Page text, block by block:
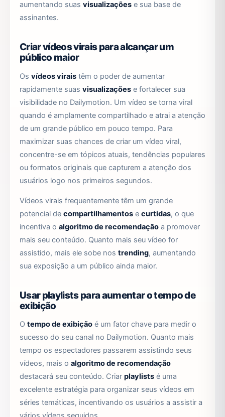
aumentando suas visualizações e sua base de
assinantes.
Criar vídeos virais para alcançar um
público maior
Os vídeos virais têm o poder de aumentar
rapidamente suas visualizações e fortalecer sua
visibilidade no Dailymotion. Um vídeo se torna viral
quando é amplamente compartilhado e atrai a atenção
de um grande público em pouco tempo. Para
maximizar suas chances de criar um vídeo viral,
concentre-se em tópicos atuais, tendências populares
ou formatos originais que capturem a atenção dos
usuários logo nos primeiros segundos.
Vídeos virais frequentemente têm um grande
potencial de compartilhamentos e curtidas, o que
incentiva o algoritmo de recomendação a promover
mais seu conteúdo. Quanto mais seu vídeo for
assistido, mais ele sobe nos trending, aumentando
sua exposição a um público ainda maior.
Usar playlists para aumentar o tempo de
exibição
O tempo de exibição é um fator chave para medir o
sucesso do seu canal no Dailymotion. Quanto mais
tempo os espectadores passarem assistindo seus
vídeos, mais o algoritmo de recomendação
destacará seu conteúdo. Criar playlists é uma
excelente estratégia para organizar seus vídeos em
séries temáticas, incentivando os usuários a assistir a